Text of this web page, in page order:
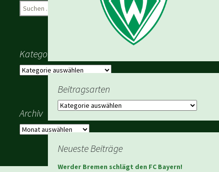
Beitragsarten
Beitragsarten
Neueste Beiträge
Werder Bremen schlägt den FC Bayern!
Suchen
nach:
Kategorien
Kategorien
Archiv
Archiv